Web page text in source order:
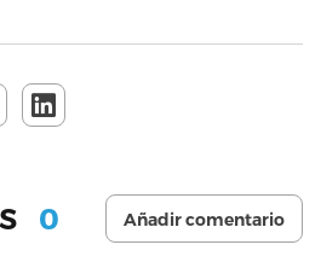
0 Añadir comentario